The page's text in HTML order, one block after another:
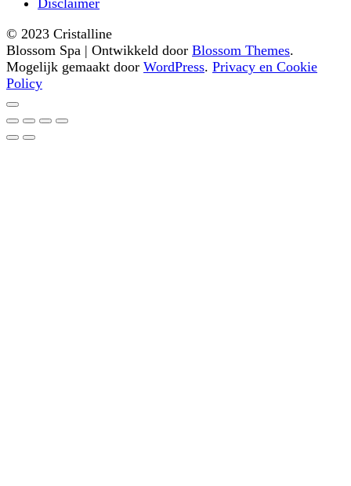
Disclaimer
© 2023 Cristalline
Blossom Spa | Ontwikkeld door Blossom Themes.
Mogelijk gemaakt door WordPress. Privacy en Cookie
Policy